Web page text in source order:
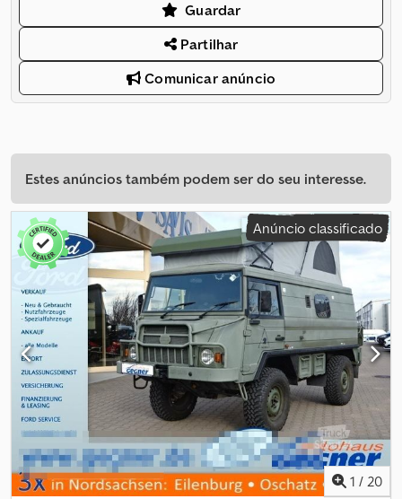
Guardar
Partilhar
Comunicar anúncio
Estes anúncios também podem ser do seu interesse.
Anúncio classificado
1 / 20